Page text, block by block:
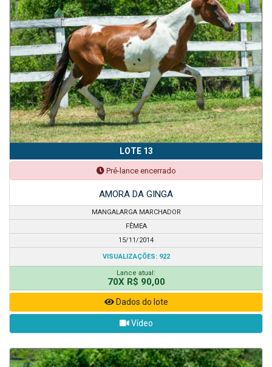
LOTE 13
Pré-lance encerrado
AMORA DA GINGA
MANGALARGA MARCHADOR
FÊMEA
15/11/2014
VISUALIZAÇÕES: 922
Lance atual:
70X R$ 90,00
Dados do lote
Vídeo